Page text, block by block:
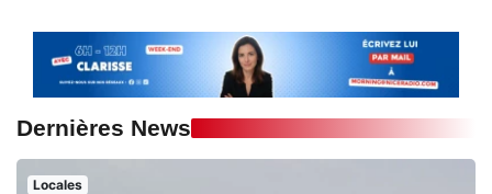
Dernières News
Locales